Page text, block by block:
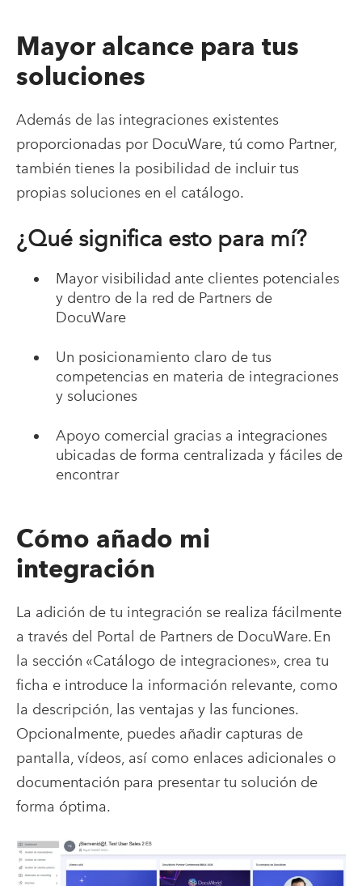
Mayor alcance para tus
soluciones
Además de las integraciones existentes
proporcionadas por DocuWare, tú como Partner,
también tienes la posibilidad de incluir tus
propias soluciones en el catálogo.
¿Qué significa esto para mí?
Mayor visibilidad ante clientes potenciales
y dentro de la red de Partners de
DocuWare
Un posicionamiento claro de tus
competencias en materia de integraciones
y soluciones
Apoyo comercial gracias a integraciones
ubicadas de forma centralizada y fáciles de
encontrar
Cómo añado mi
integración
La adición de tu integración se realiza fácilmente
a través del Portal de Partners de DocuWare. En
la sección «Catálogo de integraciones», crea tu
ficha e introduce la información relevante, como
la descripción, las ventajas y las funciones.
Opcionalmente, puedes añadir capturas de
pantalla, vídeos, así como enlaces adicionales o
documentación para presentar tu solución de
forma óptima.